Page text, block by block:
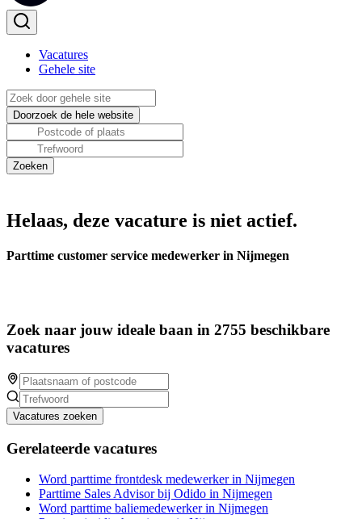
Vacatures
Gehele site
Helaas, deze vacature is niet actief.
Parttime customer service medewerker in Nijmegen
Zoek naar jouw ideale baan in 2755 beschikbare
vacatures
Vacatures zoeken
Gerelateerde vacatures
Word parttime frontdesk medewerker in Nijmegen
Parttime Sales Advisor bij Odido in Nijmegen
Word parttime baliemedewerker in Nijmegen